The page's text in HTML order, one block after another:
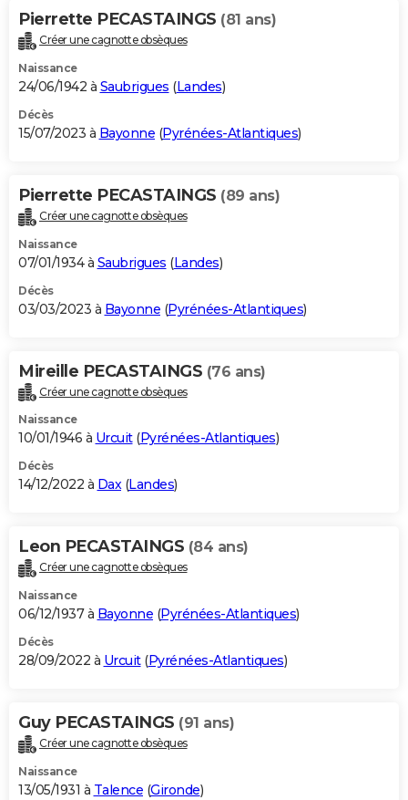
Pierrette PECASTAINGS (81 ans)
Créer une cagnotte obsèques
Naissance
24/06/1942 à Saubrigues (Landes)
Décès
15/07/2023 à Bayonne (Pyrénées-Atlantiques)
Pierrette PECASTAINGS (89 ans)
Créer une cagnotte obsèques
Naissance
07/01/1934 à Saubrigues (Landes)
Décès
03/03/2023 à Bayonne (Pyrénées-Atlantiques)
Mireille PECASTAINGS (76 ans)
Créer une cagnotte obsèques
Naissance
10/01/1946 à Urcuit(Pyrénées-Atlantiques)
Décès
14/12/2022 à Dax(Landes)
Leon PECASTAINGS (84 ans)
Créer une cagnotte obsèques
Naissance
06/12/1937 à Bayonne (Pyrénées-Atlantiques)
Décès
28/09/2022 à Urcuit(Pyrénées-Atlantiques)
Guy PECASTAINGS (91 ans)
Créer une cagnotte obsèques
Naissance
13/05/1931 à Talence (Gironde)